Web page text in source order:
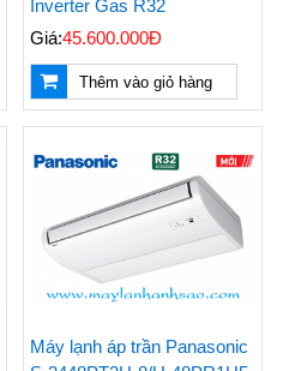
Inverter Gas R32
Giá:45.600.000Đ
Thêm vào giỏ hàng
Máy lạnh áp trần Panasonic